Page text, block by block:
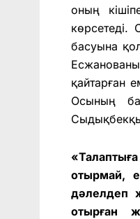
оның
көрсетеді.
басуына
қайтарған
Осының
отырмай,
дәлелдеп
отырған